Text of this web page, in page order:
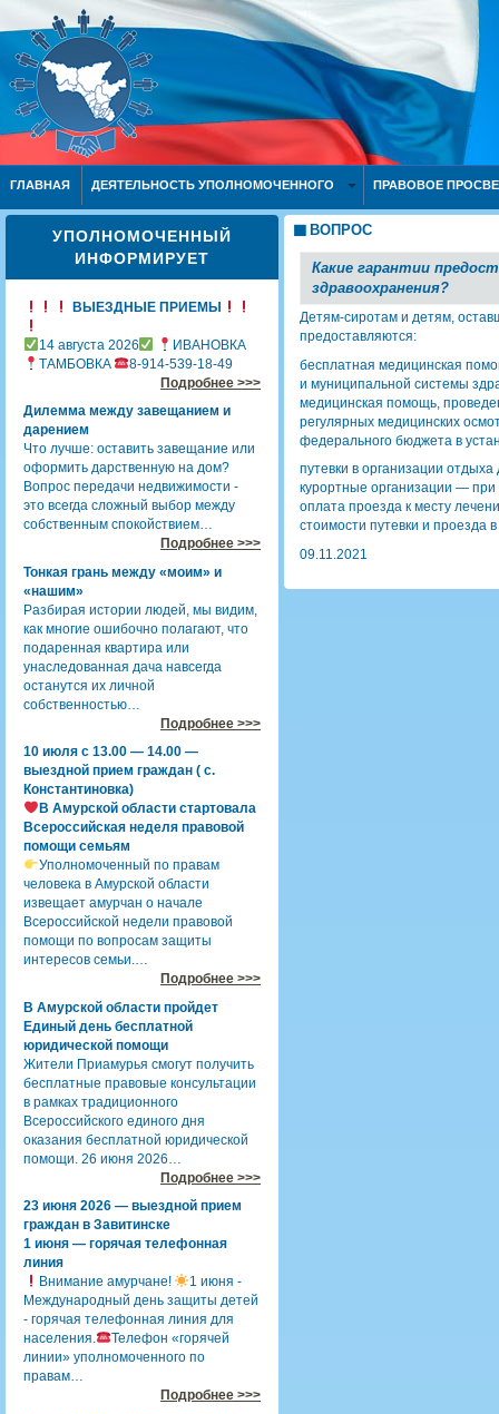
ГЛАВНАЯ ДЕЯТЕЛЬНОСТЬ УПОЛНОМОЧЕННОГО ПРАВОВОЕ
УПОЛНОМОЧЕННЫЙ
ИНФОРМИРУЕТ
ВЫЕЗДНЫЕ ПРИЕМЫ
14 августа 2026
ИВАНОВКА
ТАМБОВКА
8-914-539-18-49
Подробнее >>>
Дилемма между завещанием и
дарением
Что лучше: оставить завещание или
оформить дарственную на дом?
Вопрос передачи недвижимости -
это всегда сложный выбор между
собственным спокойствием…
Подробнее >>>
Тонкая грань между «моим» и
«нашим»
Разбирая истории людей, мы видим,
как многие ошибочно полагают, что
подаренная квартира или
унаследованная дача навсегда
останутся их личной
собственностью…
Подробнее >>>
10 июля с 13.00 — 14.00 —
выездной прием граждан ( с.
Константиновка)
В Амурской области стартовала
Всероссийская неделя правовой
помощи семьям
Уполномоченный по правам
человека в Амурской области
извещает амурчан о начале
Всероссийской недели правовой
помощи по вопросам защиты
интересов семьи.…
Подробнее >>>
В Амурской области пройдет
Единый день бесплатной
юридической помощи
Жители Приамурья смогут получить
бесплатные правовые консультации
в рамках традиционного
Всероссийского единого дня
оказания бесплатной юридической
помощи. 26 июня 2026…
Подробнее >>>
23 июня 2026 — выездной прием
граждан в Завитинске
1 июня — горячая телефонная
линия
Внимание амурчане!
1 июня -
Международный день защиты детей
- горячая телефонная линия для
населения.
Телефон «горячей
линии» уполномоченного по
правам…
Подробнее >>>
ВОПРОС
Какие гарантии
здравоохранения?
Детям-сиротам и детям,
предоставляются:
бесплатная медицинская
и муниципальной системы
медицинская помощь,
регулярных медицинских
федерального бюджета в
путевки в организации
курортные организации — при
оплата проезда к месту
стоимости путевки и проезда
09.11.2021